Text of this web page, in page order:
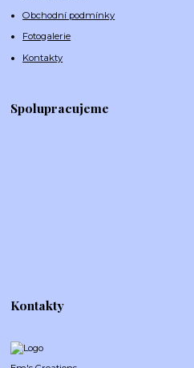
Obchodní podmínky
Fotogalerie
Kontakty
Spolupracujeme
Kontakty